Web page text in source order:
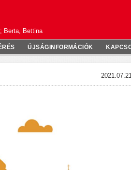
Berta, Bettina
ÚJSÁGINFORMÁCIÓK